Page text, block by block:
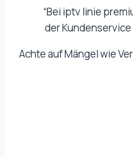
“Bei iptv linie
der
Achte auf Mängel wie